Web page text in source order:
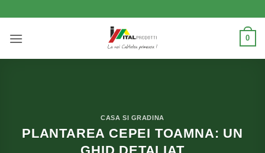
content
0
CASA SI GRADINA
PLANTAREA CEPEI TOAMNA: UN